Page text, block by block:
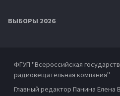
ВЫБОРЫ 2026
ФГУП "Всероссийская
радиовещательная компания"
Главный редактор Панина Елена